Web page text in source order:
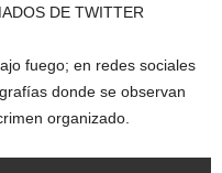
DE TWITTER
fuego; en redes sociales
donde se observan
organizado.